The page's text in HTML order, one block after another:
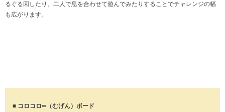
るぐる回したり、二人で息を合わせて遊んでみたりすることでチャレンジの幅
も広がります。
■ コロコロ∞（むげん）ボード